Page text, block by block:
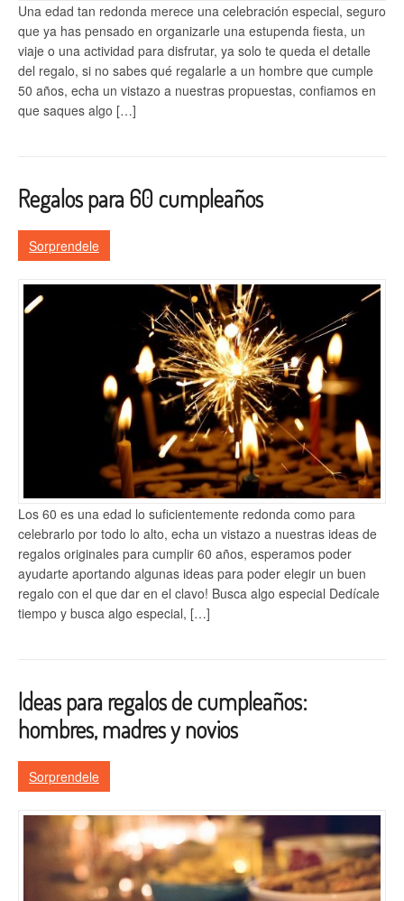
Una edad tan redonda merece una celebración especial, seguro
que ya has pensado en organizarle una estupenda fiesta, un
viaje o una actividad para disfrutar, ya solo te queda el detalle
del regalo, si no sabes qué regalarle a un hombre que cumple
50 años, echa un vistazo a nuestras propuestas, confiamos en
que saques algo […]
Regalos para 60 cumpleaños
Sorprendele
Los 60 es una edad lo suficientemente redonda como para
celebrarlo por todo lo alto, echa un vistazo a nuestras ideas de
regalos originales para cumplir 60 años, esperamos poder
ayudarte aportando algunas ideas para poder elegir un buen
regalo con el que dar en el clavo! Busca algo especial Dedícale
tiempo y busca algo especial, […]
Ideas para regalos de cumpleaños:
hombres, madres y novios
Sorprendele